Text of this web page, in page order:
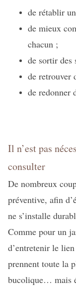
de rétablir
de mieux
chacun ;
de sortir des
de retrouver
de redonner
Il n’est pas
consulter
De nombreux
préventive, afin
ne s’installe
Comme pour un
d’entretenir le
prennent toute la
bucolique… mais